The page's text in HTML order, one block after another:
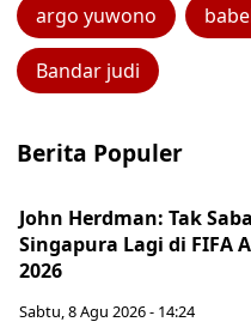
argo yuwono
Bandar judi
Berita Populer
John Herdman: Tak
Singapura Lagi di FIFA
2026
Sabtu, 8 Agu 2026 - 14:24